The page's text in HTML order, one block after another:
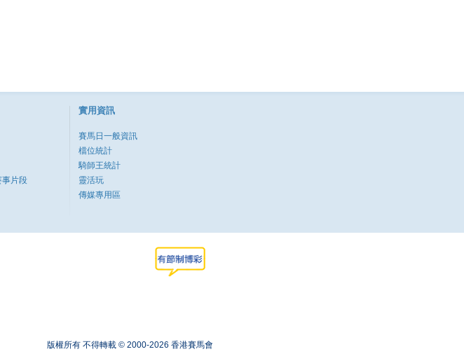
事片段
實用資訊
賽馬日一般資訊
檔位統計
騎師王統計
靈活玩
傳媒專用區
版權所有 不得轉載 © 2000-2026 香港賽馬會